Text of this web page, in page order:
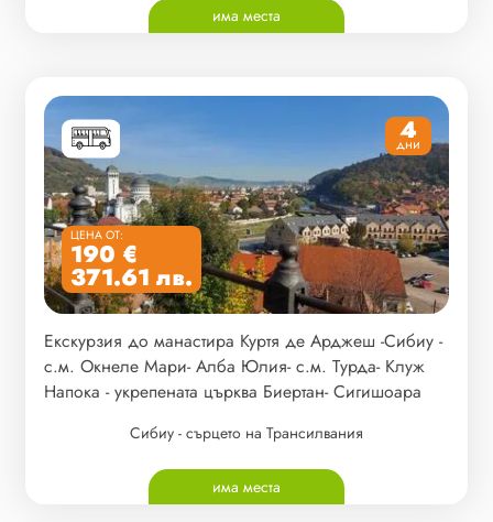
има места
4
дни
ЦЕНА ОТ:
190 €
371.61 лв.
Екскурзия до манастира Куртя де Арджеш -Сибиу -
с.м. Окнеле Мари- Алба Юлия- с.м. Турда- Клуж
Напока - укрепената църква Биертан- Сигишоара
Сибиу - сърцето на Трансилвания
има места